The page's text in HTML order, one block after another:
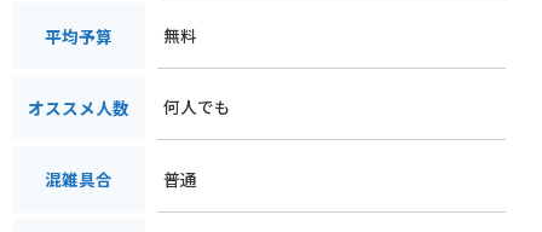
平均予算 無料
オススメ人数 何人でも
混雑具合 普通